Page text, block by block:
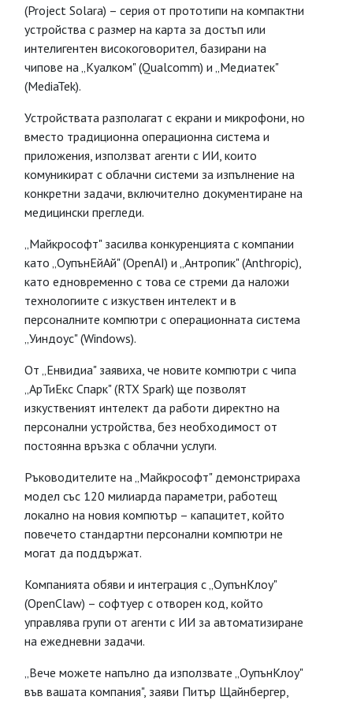
(Project Solara) – серия от прототипи на компактни
устройства с размер на карта за достъп или
интелигентен високоговорител, базирани на
чипове на „Куалком" (Qualcomm) и „Медиатек"
(MediaTek).
Устройствата разполагат с екрани и микрофони, но
вместо традиционна операционна система и
приложения, използват агенти с ИИ, които
комуникират с облачни системи за изпълнение на
конкретни задачи, включително документиране на
медицински прегледи.
„Майкрософт" засилва конкуренцията с компании
като „ОупънЕйАй" (OpenAI) и „Антропик" (Anthropic),
като едновременно с това се стреми да наложи
технологиите с изкуствен интелект и в
персоналните компютри с операционната система
„Уиндоус" (Windows).
От „Енвидиа" заявиха, че новите компютри с чипа
„АрТиЕкс Спарк" (RTX Spark) ще позволят
изкуственият интелект да работи директно на
персонални устройства, без необходимост от
постоянна връзка с облачни услуги.
Ръководителите на „Майкрософт" демонстрираха
модел със 120 милиарда параметри, работещ
локално на новия компютър – капацитет, който
повечето стандартни персонални компютри не
могат да поддържат.
Компанията обяви и интеграция с „ОупънКлоу"
(OpenClaw) – софтуер с отворен код, който
управлява групи от агенти с ИИ за автоматизиране
на ежедневни задачи.
„Вече можете напълно да използвате „ОупънКлоу"
във вашата компания", заяви Питър Щайнбергер,